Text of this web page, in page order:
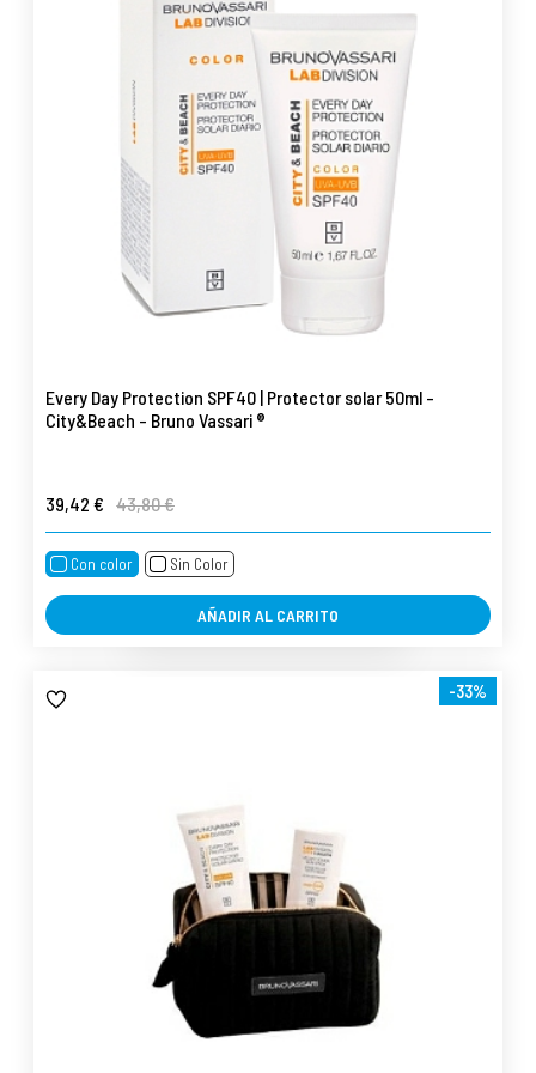
Every Day Protection SPF40 | Protector solar 50ml -
City&Beach - Bruno Vassari ®
39,42 € 43,80 €
Con color Sin Color
AÑADIR AL CARRITO
-33%